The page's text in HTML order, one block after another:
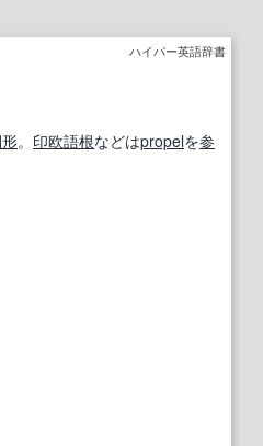
ハイパー英語辞書
形。 印欧語根などはpropelを参